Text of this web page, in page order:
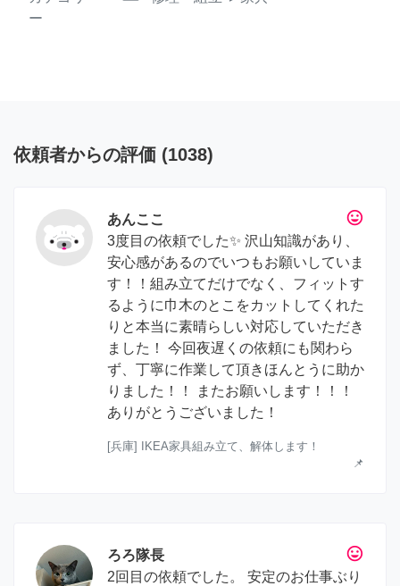
ー
依頼者からの評価 (1038)
tag_faces
あんここ
3度目の依頼でした✨ 沢山知識があり、
安心感があるのでいつもお願いしていま
す！！組み立てだけでなく、フィットす
るように巾木のとこをカットしてくれた
りと本当に素晴らしい対応していただき
ました！ 今回夜遅くの依頼にも関わら
ず、丁寧に作業して頂きほんとうに助か
りました！！ またお願いします！！！
ありがとうございました！
[兵庫] IKEA家具組み立て、解体します！
📌
tag_faces
ろろ隊長
2回目の依頼でした。 安定のお仕事ぶり